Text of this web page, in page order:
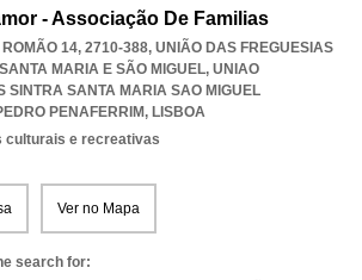
- Associação De Familias
ROMÃO 14, 2710-388, UNIÃO DAS FREGUESIAS
MARIA E SÃO MIGUEL, UNIAO
SINTRA SANTA MARIA SAO MIGUEL
PENAFERRIM, LISBOA
culturais e recreativas
Ver no Mapa
search for: